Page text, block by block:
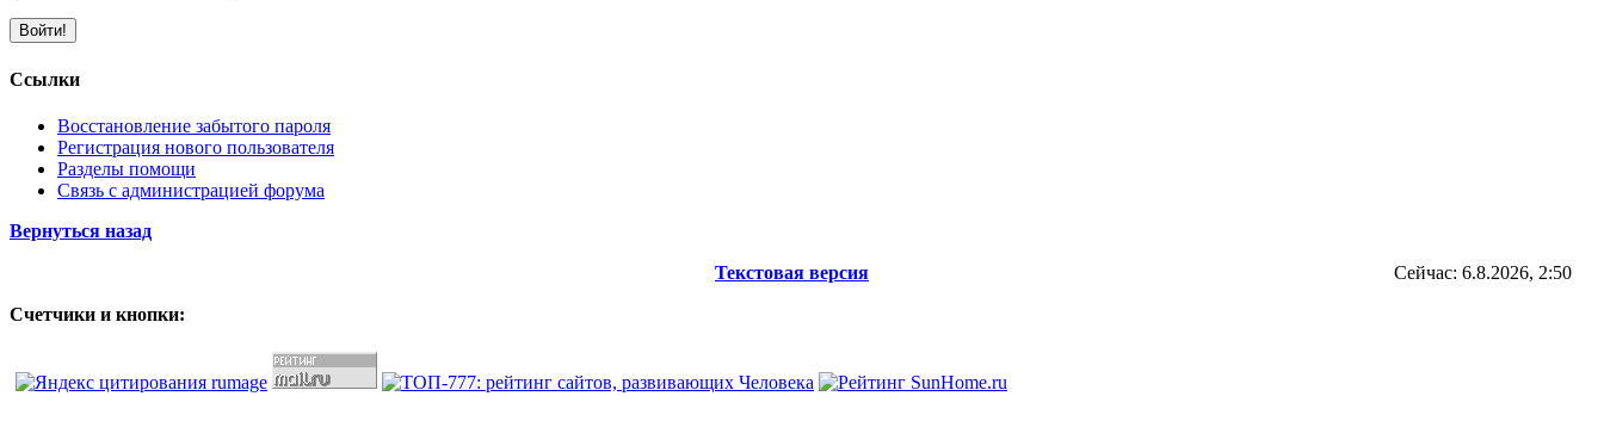
Ссылки
Восстановление забытого пароля
Регистрация нового пользователя
Разделы помощи
Связь с администрацией форума
Вернуться назад
Текстовая версия Сейчас: 6.8.2026, 2:50
Счетчики и кнопки: